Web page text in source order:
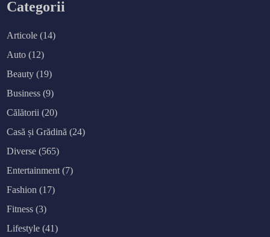
Categorii
Articole (14)
Auto (12)
Beauty (19)
Business (9)
Călătorii (20)
Casă și Grădină (24)
Diverse (565)
Entertainment (7)
Fashion (17)
Fitness (3)
Lifestyle (41)